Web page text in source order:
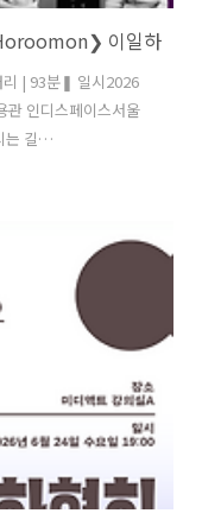
이일하
| 93분❚ 일시2026
관 인디스페이스서울
길
관객과의 대화 초
독의 ❮호루몽❯을 상
관객분들께 작품 정
.독립영화 쇼케이스
것’ 이라는 어원을 가
..